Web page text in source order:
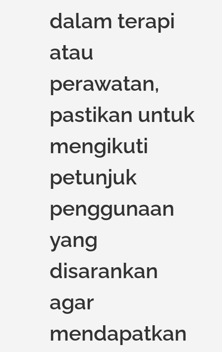
dalam terapi
atau
perawatan,
pastikan untuk
mengikuti
petunjuk
penggunaan
yang
disarankan
agar
mendapatkan